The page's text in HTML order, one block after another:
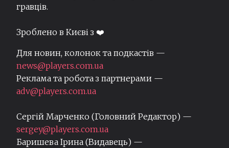
гравців.
Зроблено в Києві з ❤️
Для новин, колонок та подкастів —
news@players.com.ua
Реклама та робота з партнерами —
adv@players.com.ua
Сергій Марченко (Головний Редактор) —
sergey@players.com.ua
Баришева Ірина (Видавець) —